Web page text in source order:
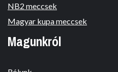
NB2 meccsek
Magyar kupa meccsek
Magunkról